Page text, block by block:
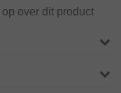
over dit product